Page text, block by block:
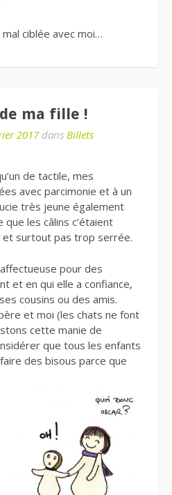
ciblée avec moi…
ma fille !
2017dans Billets
de tactile, mes
avec parcimonie et à un
très jeune également
les câlins c’étaient
surtout pas trop serrée.
pour des
et en qui elle a confiance,
cousins ou des amis.
et moi (les chats ne font
cette manie de
que tous les enfants
des bisous parce que